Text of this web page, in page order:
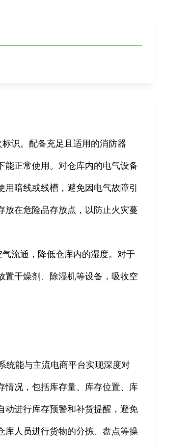
识。配备充足且适用的消防器
能正常使用。对仓库内的电气设备
暗线或线槽，避免因电气故障引
放在危险品存放点，以防止火灾蔓
流通，降低仓库内的湿度。对于
置干燥剂、除湿机等设备，吸收空
统能与主流电商平台实现深度对
情况，包括库存量、库存位置、库
动进行库存预警和补货提醒，避免
库人员进行货物的分拣、盘点等操